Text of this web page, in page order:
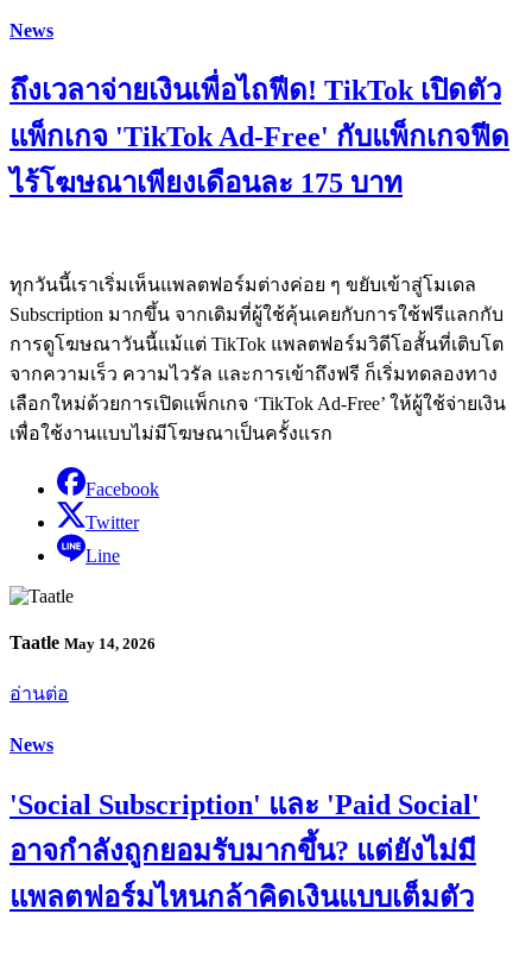
News
ถึงเวลาจ่ายเงินเพื่อไถฟีด! TikTok เปิดตัว
แพ็กเกจ 'TikTok Ad-Free' กับแพ็กเกจฟีด
ไร้โฆษณาเพียงเดือนละ 175 บาท
ทุกวันนี้เราเริ่มเห็นแพลตฟอร์มต่างค่อย ๆ ขยับเข้าสู่โมเดล
Subscription มากขึ้น จากเดิมที่ผู้ใช้คุ้นเคยกับการใช้ฟรีแลกกับ
การดูโฆษณาวันนี้แม้แต่ TikTok แพลตฟอร์มวิดีโอสั้นที่เติบโต
จากความเร็ว ความไวรัล และการเข้าถึงฟรี ก็เริ่มทดลองทาง
เลือกใหม่ด้วยการเปิดแพ็กเกจ ‘TikTok Ad-Free’ ให้ผู้ใช้จ่ายเงิน
เพื่อใช้งานแบบไม่มีโฆษณาเป็นครั้งแรก
Facebook
Twitter
Line
Taatle May 14, 2026
อ่านต่อ
News
'Social Subscription' และ 'Paid Social'
อาจกำลังถูกยอมรับมากขึ้น? แต่ยังไม่มี
แพลตฟอร์มไหนกล้าคิดเงินแบบเต็มตัว